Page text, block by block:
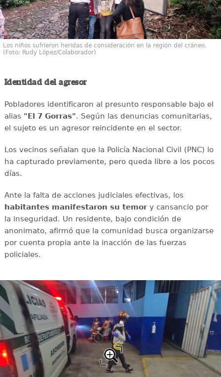
Los niños sufrieron heridas de consideración en la región del cráneo.
(Foto: Rudy López/Colaborador)
Identidad del agresor
Pobladores identificaron al presunto responsable bajo el
alias "El 7 Gorras". Según las denuncias comunitarias,
el sujeto es un agresor reincidente en el sector.
Los vecinos señalan que la Policía Nacional Civil (PNC) lo
ha capturado previamente, pero queda libre a los pocos
días.
Ante la falta de acciones judiciales efectivas, los
habitantes manifestaron su temory cansancio por
la inseguridad. Un residente, bajo condición de
anonimato, afirmó que la comunidad busca organizarse
por cuenta propia ante la inacción de las fuerzas
policiales.